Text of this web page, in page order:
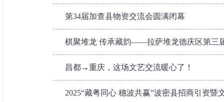
第34届加查县物资交流会圆满闭幕
棋聚堆龙 传承藏韵——拉萨堆龙德庆区第三
昌都→重庆，这场文艺交流暖心了！
2025“藏粤同心 穗波共赢”波密县招商引资暨